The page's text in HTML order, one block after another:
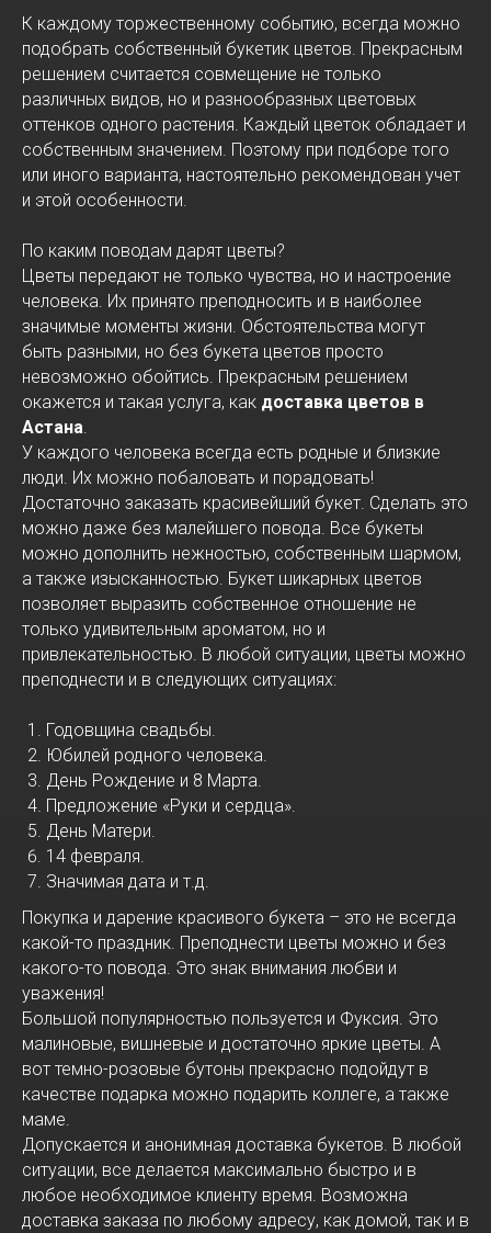
К каждому торжественному событию, всегда можно
подобрать собственный букетик цветов. Прекрасным
решением считается совмещение не только
различных видов, но и разнообразных цветовых
оттенков одного растения. Каждый цветок обладает и
собственным значением. Поэтому при подборе того
или иного варианта, настоятельно рекомендован учет
и этой особенности.
По каким поводам дарят цветы?
Цветы передают не только чувства, но и настроение
человека. Их принято преподносить и в наиболее
значимые моменты жизни. Обстоятельства могут
быть разными, но без букета цветов просто
невозможно обойтись. Прекрасным решением
окажется и такая услуга, как доставка цветов в
Астана.
У каждого человека всегда есть родные и близкие
люди. Их можно побаловать и порадовать!
Достаточно заказать красивейший букет. Сделать это
можно даже без малейшего повода. Все букеты
можно дополнить нежностью, собственным шармом,
а также изысканностью. Букет шикарных цветов
позволяет выразить собственное отношение не
только удивительным ароматом, но и
привлекательностью. В любой ситуации, цветы можно
преподнести и в следующих ситуациях:
Годовщина свадьбы.
Юбилей родного человека.
День Рождение и 8 Марта.
Предложение «Руки и сердца».
День Матери.
14 февраля.
Значимая дата и т.д.
Покупка и дарение красивого букета – это не всегда
какой-то праздник. Преподнести цветы можно и без
какого-то повода. Это знак внимания любви и
уважения!
Большой популярностью пользуется и Фуксия. Это
малиновые, вишневые и достаточно яркие цветы. А
вот темно-розовые бутоны прекрасно подойдут в
качестве подарка можно подарить коллеге, а также
маме.
Допускается и анонимная доставка букетов. В любой
ситуации, все делается максимально быстро и в
любое необходимое клиенту время. Возможна
доставка заказа по любому адресу, как домой, так и в